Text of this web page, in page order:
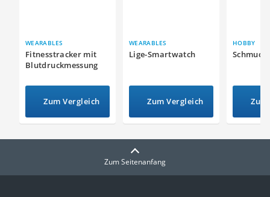
WEARABLES
Fitnesstracker mit
Blutdruckmessung
Zum Vergleich
WEARABLES
Lige-Smartwatch
Zum Vergleich
HOBBY
Zum Seitenanfang